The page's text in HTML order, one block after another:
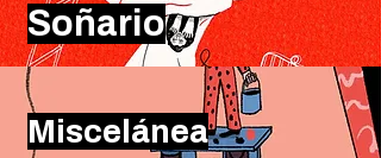
Soñario
Miscelánea